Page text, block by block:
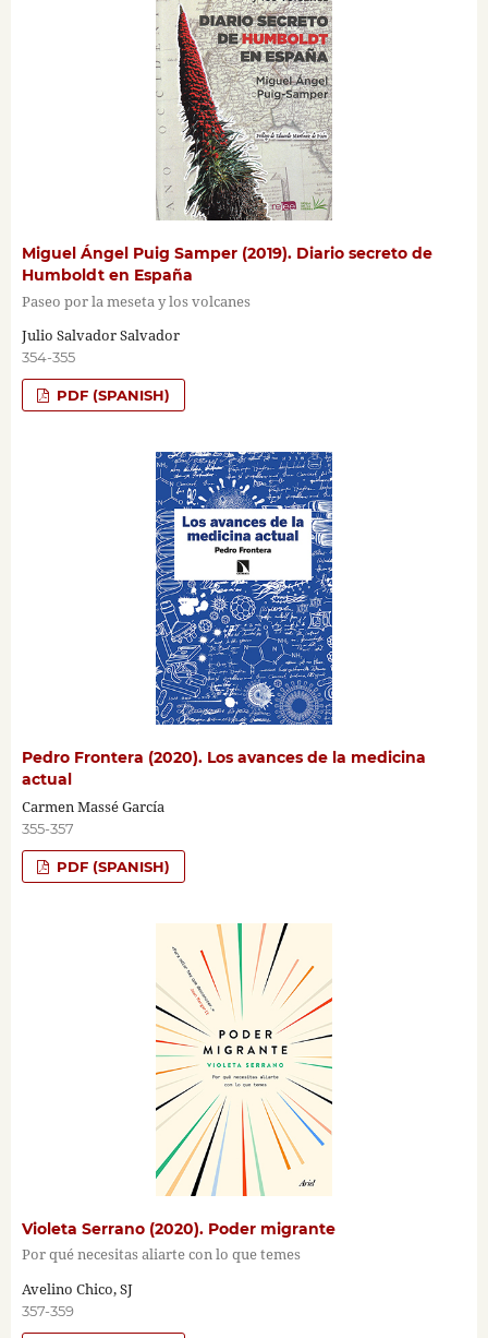
Miguel Ángel Puig Samper (2019). Diario secreto de
Humboldt en España
Paseo por la meseta y los volcanes
Julio Salvador Salvador
354-355
PDF (SPANISH)
Pedro Frontera (2020). Los avances de la medicina
actual
Carmen Massé García
355-357
PDF (SPANISH)
Violeta Serrano (2020). Poder migrante
Por qué necesitas aliarte con lo que temes
Avelino Chico, SJ
357-359